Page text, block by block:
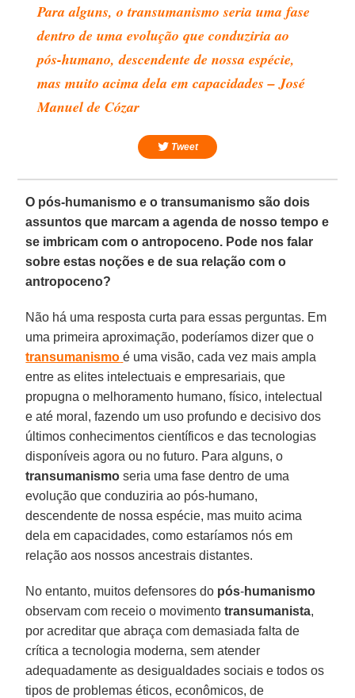
Para alguns, o transumanismo seria uma fase
dentro de uma evolução que conduziria ao
pós-humano, descendente de nossa espécie,
mas muito acima dela em capacidades – José
Manuel de Cózar
Tweet
O pós-humanismo e o transumanismo são dois
assuntos que marcam a agenda de nosso tempo e
se imbricam com o antropoceno. Pode nos falar
sobre estas noções e de sua relação com o
antropoceno?
Não há uma resposta curta para essas perguntas. Em
uma primeira aproximação, poderíamos dizer que o
transumanismo é uma visão, cada vez mais ampla
entre as elites intelectuais e empresariais, que
propugna o melhoramento humano, físico, intelectual
e até moral, fazendo um uso profundo e decisivo dos
últimos conhecimentos científicos e das tecnologias
disponíveis agora ou no futuro. Para alguns, o
transumanismo seria uma fase dentro de uma
evolução que conduziria ao pós-humano,
descendente de nossa espécie, mas muito acima
dela em capacidades, como estaríamos nós em
relação aos nossos ancestrais distantes.
No entanto, muitos defensores do pós-humanismo
observam com receio o movimentotransumanista,
por acreditar que abraça com demasiada falta de
crítica a tecnologia moderna, sem atender
adequadamente as desigualdades sociais e todos os
tipos de problemas éticos, econômicos, de